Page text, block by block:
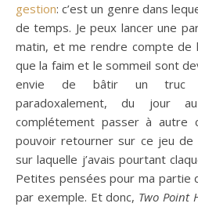
gestion: c’est un genre dans
de temps. Je peux lancer une
matin, et me rendre compte de
que la faim et le sommeil sont
envie de bâtir un truc
paradoxalement, du jour
complétement passer à autre
pouvoir retourner sur ce jeu
sur laquelle j’avais pourtant
Petites pensées pour ma partie
par exemple. Et donc, Two Point